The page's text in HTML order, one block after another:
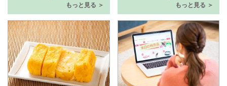
もっと見る ＞ もっと見る ＞